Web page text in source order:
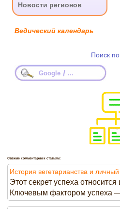
Новости регионов
Ведический календарь
Поиск
Google / ...
Свежие комментарии к статьям:
История вегетарианства и
Этот секрет успеха относится
Ключевым фактором успеха